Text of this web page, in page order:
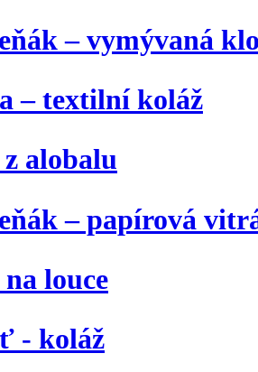
– vymývaná
– textilní koláž
alobalu
– papírová
louce
- koláž